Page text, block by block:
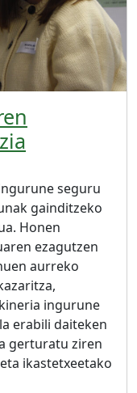
seguru
gainditzeko
Honen
ezagutzen
aurreko
ingurune
erabili daiteken
gerturatu ziren
ikastetxeetako